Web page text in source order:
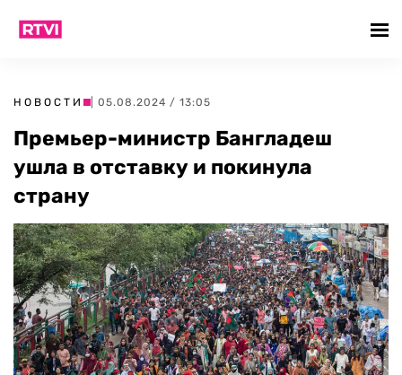
НОВОСТИ | 05.08.2024 / 13:05
Премьер-министр Бангладеш
ушла в отставку и покинула
страну